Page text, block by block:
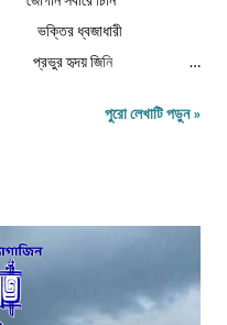
এক নারী ভক্তির ধ্বজাধারী
তিনি প্রভুর হৃদয় জিনি
পুরো লেখাটি পড়ুন »